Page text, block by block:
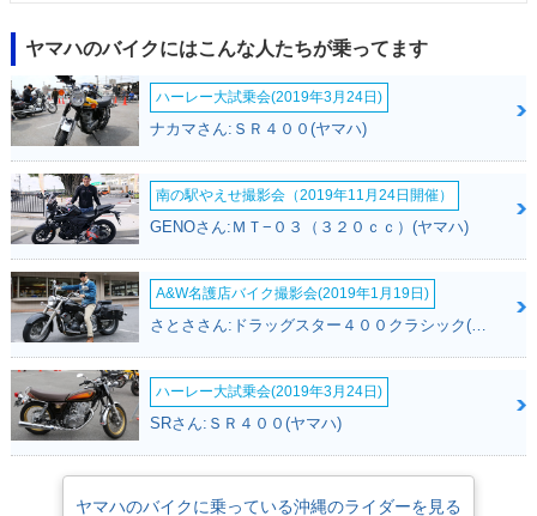
ヤマハのバイクにはこんな人たちが乗ってます
ハーレー大試乗会(2019年3月24日)
ナカマさん:ＳＲ４００(ヤマハ)
南の駅やえせ撮影会（2019年11月24日開催）
GENOさん:ＭＴ−０３（３２０ｃｃ）(ヤマハ)
A&W名護店バイク撮影会(2019年1月19日)
ハーレー大試乗会(2019年3月24日)
SRさん:ＳＲ４００(ヤマハ)
ヤマハのバイクに乗っている沖縄のライダーを見る